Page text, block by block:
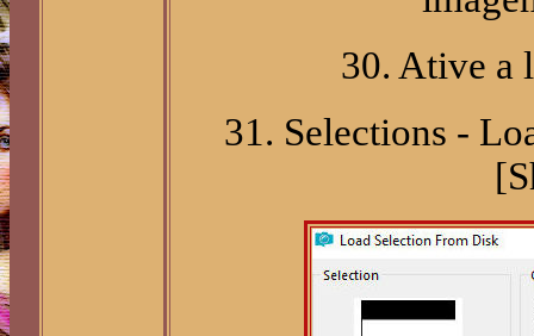
30. Ative a
31. Selections -